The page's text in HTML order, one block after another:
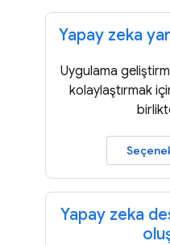
Yapay zeka
Uygulama
kolaylaştırmak
Yapay zeka